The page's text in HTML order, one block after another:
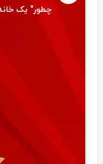
چطور" یک